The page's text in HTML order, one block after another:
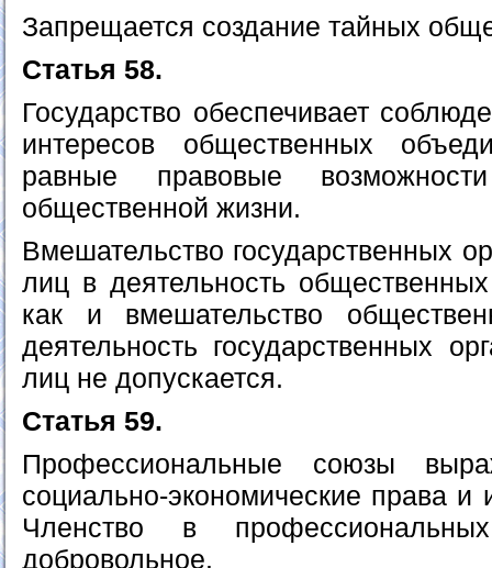
Запрещается создание тайных
Статья 58.
Государство обеспечивает
интересов общественных
равные правовые
общественной жизни.
Вмешательство государственных
лиц в деятельность
как и вмешательство
деятельность государственных
лиц не допускается.
Статья 59.
Профессиональные союзы
социально-экономические права и
Членство в
добровольное.